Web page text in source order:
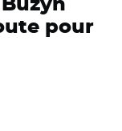
pour